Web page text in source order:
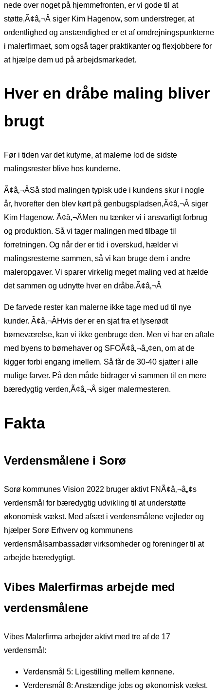
nede over noget på hjemmefronten, er vi gode til at
støtte,Ã¢â‚¬Â siger Kim Hagenow, som understreger, at
ordentlighed og anstændighed er et af omdrejningspunkterne
i malerfirmaet, som også tager praktikanter og flexjobbere for
at hjælpe dem ud på arbejdsmarkedet.
Hver en dråbe maling bliver
brugt
Før i tiden var det kutyme, at malerne lod de sidste
malingsrester blive hos kunderne.
Ã¢â‚¬ÂSå stod malingen typisk ude i kundens skur i nogle
år, hvorefter den blev kørt på genbugspladsen,Ã¢â‚¬Â siger
Kim Hagenow. Ã¢â‚¬ÂMen nu tænker vi i ansvarligt forbrug
og produktion. Så vi tager malingen med tilbage til
forretningen. Og når der er tid i overskud, hælder vi
malingsresterne sammen, så vi kan bruge dem i andre
maleropgaver. Vi sparer virkelig meget maling ved at hælde
det sammen og udnytte hver en dråbe.Ã¢â‚¬Â
De farvede rester kan malerne ikke tage med ud til nye
kunder. Ã¢â‚¬ÂHvis der er en sjat fra et lyserødt
børneværelse, kan vi ikke genbruge den. Men vi har en aftale
med byens to børnehaver og SFOÃ¢â‚¬â„¢en, om at de
kigger forbi engang imellem. Så får de 30-40 sjatter i alle
mulige farver. På den måde bidrager vi sammen til en mere
bæredygtig verden,Ã¢â‚¬Â siger malermesteren.
Fakta
Verdensmålene i Sorø
Sorø kommunes Vision 2022 bruger aktivt FNÃ¢â‚¬â„¢s
verdensmål for bæredygtig udvikling til at understøtte
økonomisk vækst. Med afsæt i verdensmålene vejleder og
hjælper Sorø Erhverv og kommunens
verdensmålsambassadør virksomheder og foreninger til at
arbejde bæredygtigt.
Vibes Malerfirmas arbejde med
verdensmålene
Vibes Malerfirma arbejder aktivt med tre af de 17
verdensmål:
Verdensmål 5: Ligestilling mellem kønnene.
Verdensmål 8: Anstændige jobs og økonomisk vækst.